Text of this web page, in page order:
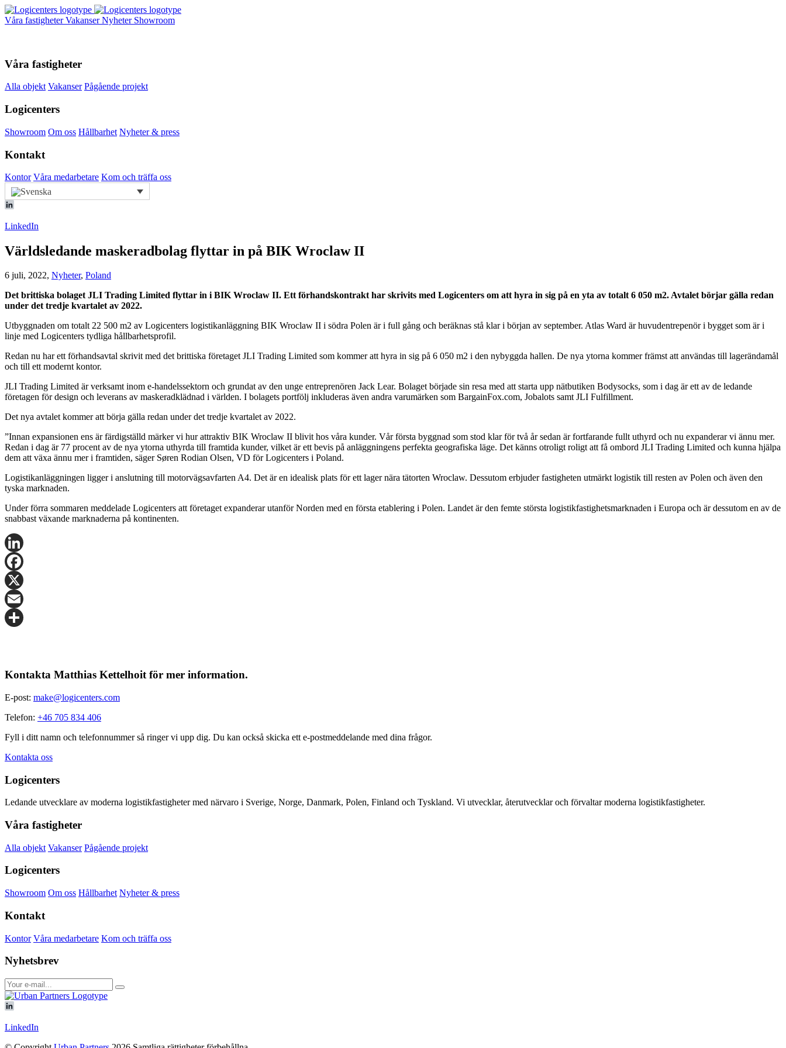
Våra fastigheterVakanserNyheter Showroom
Våra fastigheter
Alla objekt Vakanser Pågående projekt
Logicenters
Showroom Om oss Hållbarhet Nyheter & press
Kontakt
Kontor Våra medarbetare Kom och träffa oss
LinkedIn
Världsledande maskeradbolag flyttar in på BIK Wroclaw II
6 juli, 2022, Nyheter, Poland
Det brittiska bolaget JLI Trading Limited flyttar in i BIK Wroclaw II. Ett förhandskontrakt har skrivits med Logicenters om att hyra in sig på en yta av totalt 6 050 m2. Avtalet börjar gälla redan
under det tredje kvartalet av 2022.
Utbyggnaden om totalt 22 500 m2 av Logicenters logistikanläggning BIK Wroclaw II i södra Polen är i full gång och beräknas stå klar i början av september. Atlas Ward är huvudentrepenör i bygget som är i
linje med Logicenters tydliga hållbarhetsprofil.
Redan nu har ett förhandsavtal skrivit med det brittiska företaget JLI Trading Limited som kommer att hyra in sig på 6 050 m2 i den nybyggda hallen. De nya ytorna kommer främst att användas till lagerändamål
och till ett modernt kontor.
JLI Trading Limited är verksamt inom e-handelssektorn och grundat av den unge entreprenören Jack Lear. Bolaget började sin resa med att starta upp nätbutiken Bodysocks, som i dag är ett av de ledande
företagen för design och leverans av maskeradklädnad i världen. I bolagets portfölj inkluderas även andra varumärken som BargainFox.com, Jobalots samt JLI Fulfillment.
Det nya avtalet kommer att börja gälla redan under det tredje kvartalet av 2022.
”Innan expansionen ens är färdigställd märker vi hur attraktiv BIK Wroclaw II blivit hos våra kunder. Vår första byggnad som stod klar för två år sedan är fortfarande fullt uthyrd och nu expanderar vi ännu mer.
Redan i dag är 77 procent av de nya ytorna uthyrda till framtida kunder, vilket är ett bevis på anläggningens perfekta geografiska läge. Det känns otroligt roligt att få ombord JLI Trading Limited och kunna hjälpa
dem att växa ännu mer i framtiden, säger Søren Rodian Olsen, VD för Logicenters i Poland.
Logistikanläggningen ligger i anslutning till motorvägsavfarten A4. Det är en idealisk plats för ett lager nära tätorten Wroclaw. Dessutom erbjuder fastigheten utmärkt logistik till resten av Polen och även den
tyska marknaden.
Under förra sommaren meddelade Logicenters att företaget expanderar utanför Norden med en första etablering i Polen. Landet är den femte största logistikfastighetsmarknaden i Europa och är dessutom en av de
snabbast växande marknaderna på kontinenten.
LinkedIn
Facebook
X
Email
Kontakta Matthias Kettelhoit för mer information.
E-post: make@logicenters.com
Telefon: +46 705 834 406
Fyll i ditt namn och telefonnummer så ringer vi upp dig. Du kan också skicka ett e-postmeddelande med dina frågor.
Kontakta oss
Logicenters
Ledande utvecklare av moderna logistikfastigheter med närvaro i Sverige, Norge, Danmark, Polen, Finland och Tyskland. Vi utvecklar, återutvecklar och förvaltar moderna logistikfastigheter.
Våra fastigheter
Alla objekt Vakanser Pågående projekt
Logicenters
Showroom Om oss Hållbarhet Nyheter & press
Kontakt
Kontor Våra medarbetare Kom och träffa oss
Nyhetsbrev
LinkedIn